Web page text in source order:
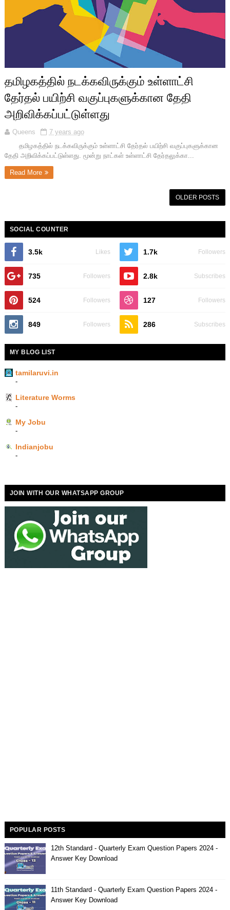
தமிழகத்தில் நடக்கவிருக்கும் உள்ளாட்சி
தேர்தல் பயிற்சி வகுப்புகளுக்கான தேதி
அறிவிக்கப்பட்டுள்ளது
Queens
7 years ago
தமிழகத்தில் நடக்கவிருக்கும் உள்ளாட்சி தேர்தல் பயிற்சி வகுப்புகளுக்கான
தேதி அறிவிக்கப்பட்டுள்ளது. மூன்று நாட்கள் உள்ளாட்சி தேர்தலுக்கா...
Read More
OLDER POSTS
SOCIAL COUNTER
3.5k Likes 1.7k Followers
735 Followers 2.8k Subscribes
524 Followers 127 Followers
849 Followers 286 Subscribes
MY BLOG LIST
tamilaruvi.in
-
Literature Worms
-
My Jobu
-
Indianjobu
-
JOIN WITH OUR WHATSAPP GROUP
POPULAR POSTS
12th Standard - Quarterly Exam Question Papers 2024 -
Answer Key Download
11th Standard - Quarterly Exam Question Papers 2024 -
Answer Key Download